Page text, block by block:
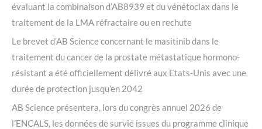
évaluant la combinaison d’AB8939 et du vénétoclax dans le
traitement de la LMA réfractaire ou en rechute
Le brevet d’AB Science concernant le masitinib dans le
traitement du cancer de la prostate métastatique hormono-
résistant a été officiellement délivré aux Etats-Unis avec une
durée de protection jusqu’en 2042
AB Science présentera, lors du congrès annuel 2026 de
l’ENCALS, les données de survie issues du programme clinique